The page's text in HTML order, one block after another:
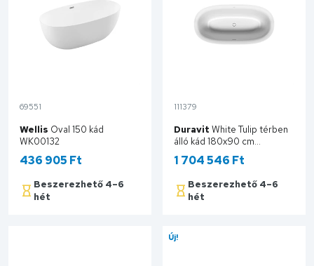
69551
Wellis Oval 150 kád
WK00132
436 905 Ft
Beszerezhető 4–6
hét
111379
Duravit White Tulip térben
álló kád 180x90 cm
700469000000000
1 704 546 Ft
Beszerezhető 4–6
hét
Új!